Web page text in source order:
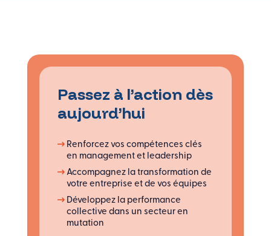
Passez à l’action dès
aujourd’hui
Renforcez vos compétences clés
en management et leadership
Accompagnez la transformation de
votre entreprise et de vos équipes
Développez la performance
collective dans un secteur en
mutation